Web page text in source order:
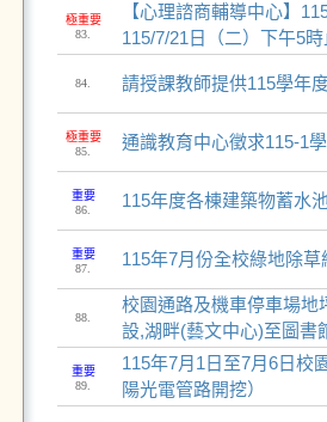
極重要
83.
【心理諮商輔導中心】
115/7/21日（二）下午5時
84. 請授課教師提供115學年
極重要
85.
通識教育中心徵求115-1
重要
86.
115年度各棟建築物蓄水
重要
87.
115年7月份全校綠地除
88.
校園通路及機車停車場地
設,湖畔(藝文中心)至圖書
重要
89.
115年7月1日至7月6日校
陽光電管路開挖）